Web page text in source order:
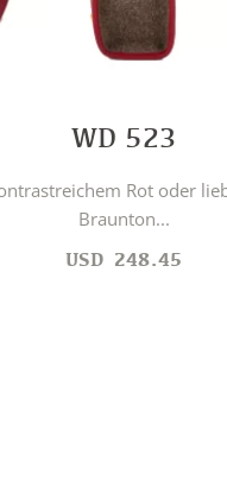
WD 523
Rot oder
Braunton...
USD 248.45